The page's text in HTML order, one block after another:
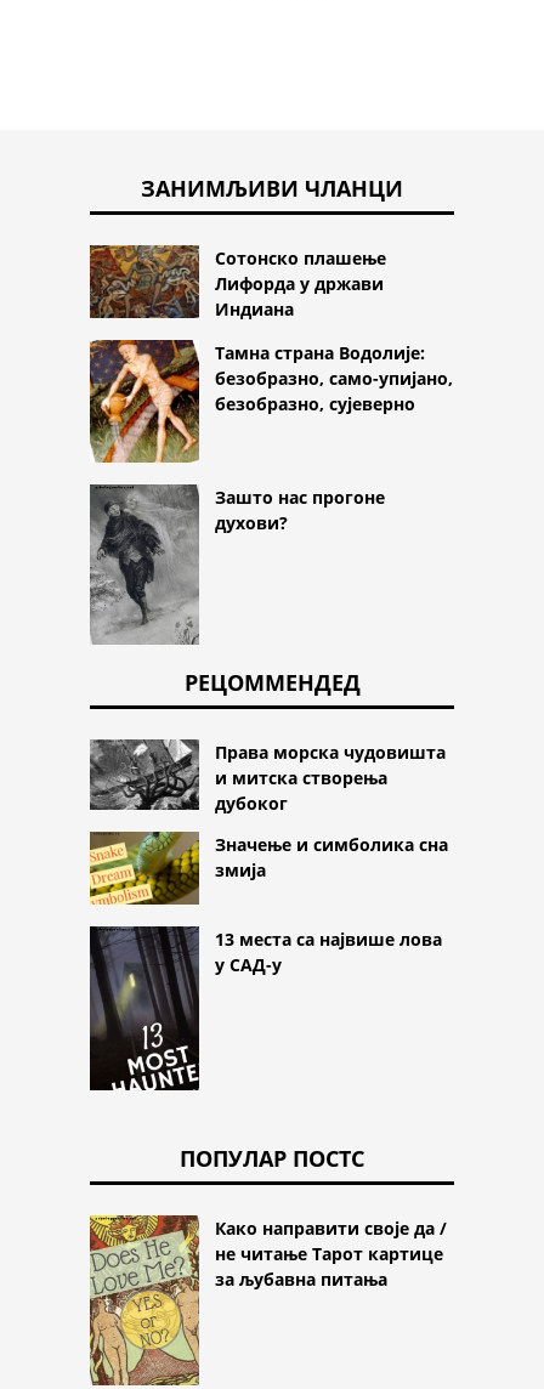
ЗАНИМЉИВИ ЧЛАНЦИ
Сотонско плашење
Лифорда у држави
Индиана
Тамна страна Водолије:
безобразно, само-упијано,
безобразно, сујеверно
Зашто нас прогоне
духови?
РЕЦОММЕНДЕД
Права морска чудовишта
и митска створења
дубоког
Значење и симболика сна
змија
13 места са највише лова
у САД-у
ПОПУЛАР ПОСТС
Како направити своје да /
не читање Тарот картице
за љубавна питања